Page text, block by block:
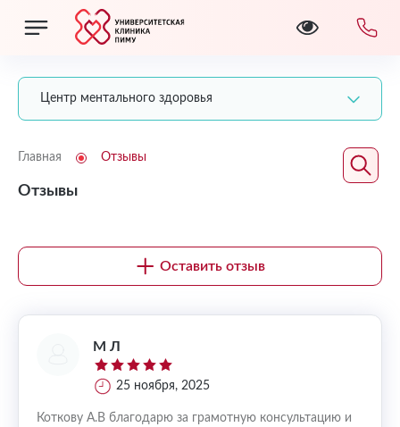
Центр ментального здоровья
Главная Отзывы
Отзывы
Оставить отзыв
М Л
25 ноября, 2025
Коткову А.В благодарю за грамотную консультацию и